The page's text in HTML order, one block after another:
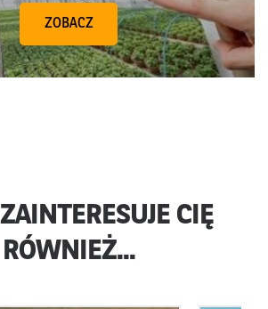
ZOBACZ
CIĘ
RÓWNIEŻ...